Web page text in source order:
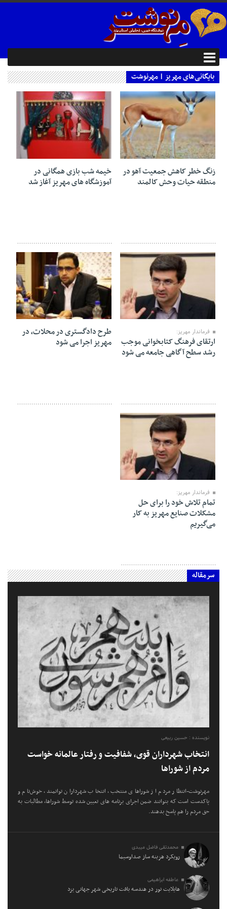
بایگانی‌های مهریز | مهرنوشت
14 اکتبر 2019
زنگ خطر کاهش جمعیت آهو در
منطقه حیات وحش کالمند
09 مارس 2019
خیمه شب بازی همگانی در
آموزشگاه های مهریز آغاز شد
فرماندار مهریز:
ارتقای فرهنگ کتابخوانی موجب
رشد سطح آگاهی جامعه می شود
23 دسامبر 2018
طرح دادگستری در محلات، در
مهریز اجرا می شود
فرماندار مهریز:
تمام تلاش خود را برای حل
مشکلات صنایع مهریز به کار
می‌گیریم
سرمقاله
نویسنده : حسین ربیعی
انتخاب شهرداران قوی، شفافیت و رفتار عالمانه خواست
مردم از شوراها
مهرنوشت-انتظار مردم از شوراهای منتخب، انتخاب شهرداران توانمند، خوش‌نام و
پاکدست است که بتوانند ضمن اجرای برنامه های تعیین شده توسط شوراها، مطالبات به
حق مردم را هم پاسخ بدهند.
محمدتقی فاضل میبدی
رویکرد هزینه ساز صداوسیما
عاطفه ابراهیمی
هایلایت نور در هندسه بافت تاریخی شهر جهانی یزد